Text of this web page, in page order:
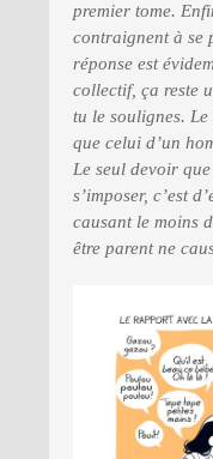
premier tome.
contraignent à se
réponse est
collectif, ça reste
tu le soulignes. Le
que celui d’un
Le seul devoir
s’imposer, c’est
causant le moins
être parent ne